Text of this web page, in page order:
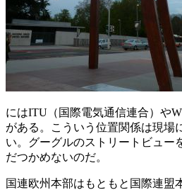
にはITU（国際電気通信連合）や
がある。こういう位置関係は現場
い。グーグルのストリートビュー
だつかめないのだ。
国連欧州本部はもともと国際連盟